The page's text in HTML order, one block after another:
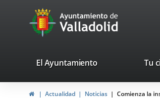
Portal
Web
Ayuntamiento
de
valladolid.es
El Ayuntamiento Tu
InicioActualidad Noticias Comienza la